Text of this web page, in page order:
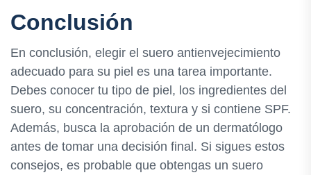
Conclusión
En conclusión, elegir el suero antienvejecimiento
adecuado para su piel es una tarea importante.
Debes conocer tu tipo de piel, los ingredientes del
suero, su concentración, textura y si contiene SPF.
Además, busca la aprobación de un dermatólogo
antes de tomar una decisión final. Si sigues estos
consejos, es probable que obtengas un suero